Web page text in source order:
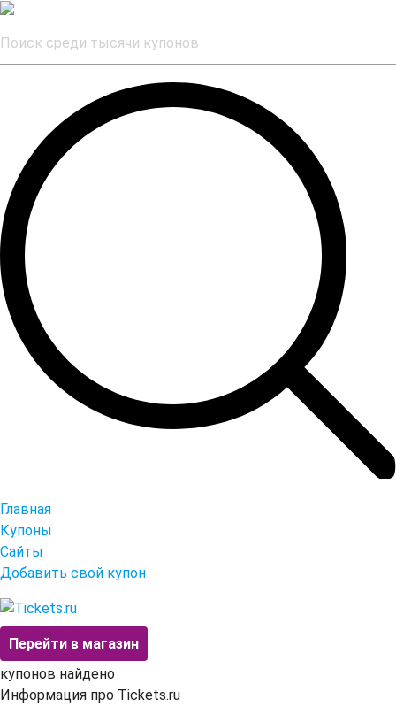
Главная
Купоны
Сайты
Добавить свой купон
Перейти в магазин
купонов найдено
Информация про Tickets.ru